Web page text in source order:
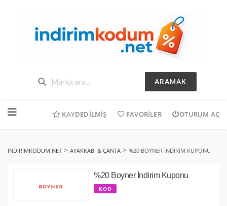
ARAMAK
geç
KAYDEDILMIŞ FAVORILER OTURUM AÇ
INDIRIMKODUM.NET > AYAKKABI & ÇANTA > %20 BOYNER İNDIRIM KUPONU
%20 Boyner İndirim Kuponu
KOD